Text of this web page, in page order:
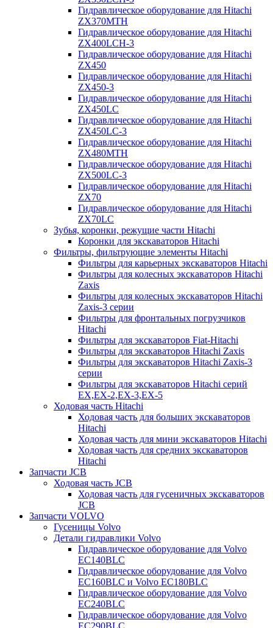
Гидравлическое оборудование для Hitachi
ZX370MTH
Гидравлическое оборудование для Hitachi
ZX400LCH-3
Гидравлическое оборудование для Hitachi
ZX450
Гидравлическое оборудование для Hitachi
ZX450-3
Гидравлическое оборудование для Hitachi
ZX450LC
Гидравлическое оборудование для Hitachi
ZX450LC-3
Гидравлическое оборудование для Hitachi
ZX480MTH
Гидравлическое оборудование для Hitachi
ZX500LC-3
Гидравлическое оборудование для Hitachi
ZX70
Гидравлическое оборудование для Hitachi
ZX70LC
Зубья, коронки, режущие части Hitachi
Коронки для экскаваторов Hitachi
Фильтры, фильтрующие элементы Hitachi
Фильтры для карьерных экскаваторов Hitachi
Фильтры для колесных экскаваторов Hitachi
Zaxis
Фильтры для колесных экскаваторов Hitachi
Zaxis-3 серии
Фильтры для фронтальных погрузчиков
Hitachi
Фильтры для экскаваторов Fiat-Hitachi
Фильтры для экскаваторов Hitachi Zaxis
Фильтры для экскаваторов Hitachi Zaxis-3
серии
Фильтры для экскаваторов Hitachi серий
EX,EX-2,EX-3,EX-5
Ходовая часть Hitachi
Ходовая часть для больших экскаваторов
Hitachi
Ходовая часть для мини экскаваторов Hitachi
Ходовая часть для средних экскаваторов
Hitachi
Запчасти JCB
Ходовая часть JCB
Ходовая часть для гусеничных экскаваторов
JCB
Запчасти VOLVO
Гусеницы Volvo
Детали гидравлики Volvo
Гидравлическое оборудование для Volvo
EC140BLC
Гидравлическое оборудование для Volvo
EC160BLC и Volvo EC180BLC
Гидравлическое оборудование для Volvo
EC240BLC
Гидравлическое оборудование для Volvo
EC290BLC